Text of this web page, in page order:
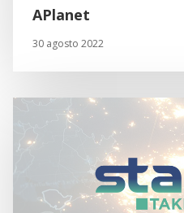
APlanet
30 agosto 2022